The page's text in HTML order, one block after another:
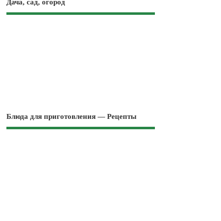
Дача, сад, огород
Блюда для приготовления — Рецепты